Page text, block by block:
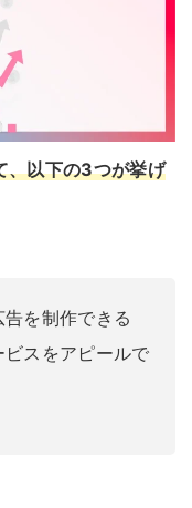
、以下の3つが挙げ
を制作できる
スをアピールで